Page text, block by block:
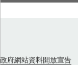
政府網站資料開放宣告